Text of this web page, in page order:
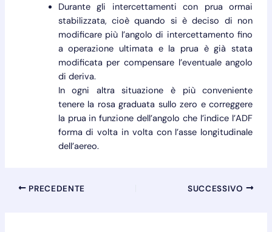
Durante gli intercettamenti con prua ormai
stabilizzata, cioè quando si è deciso di non
modificare più l’angolo di intercettamento fino
a operazione ultimata e la prua è già stata
modificata per compensare l’eventuale angolo
di deriva.
In ogni altra situazione è più conveniente
tenere la rosa graduata sullo zero e correggere
la prua in funzione dell’angolo che l’indice l’ADF
forma di volta in volta con l’asse longitudinale
dell’aereo.
PRECEDENTE SUCCESSIVO